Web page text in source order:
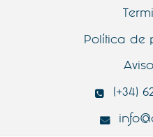
Política de
(+34)